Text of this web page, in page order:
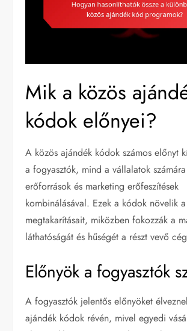
Mik a közös
kódok előnyei?
A közös ajándék kódok számos előnyt
a fogyasztók, mind a vállalatok
erőforrások és marketing erőfeszítések
kombinálásával. Ezek a kódok növelik
megtakarításait, miközben fokozzák a
láthatóságát és hűségét a részt vevő
Előnyök a fogyasztók
A fogyasztók jelentős előnyöket
ajándék kódok révén, mivel egyedi